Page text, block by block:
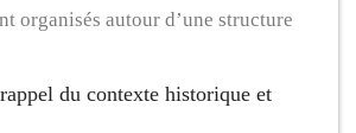
organisés autour d’une structure
du contexte historique et